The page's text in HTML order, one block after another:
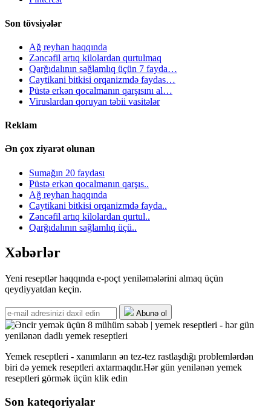
Son tövsiyələr
Ağ reyhan haqqında
Zəncəfil artıq kilolardan qurtulmaq
Qarğıdalının sağlamlıq üçün 7 fayda…
Caytikani bitkisi orqanizmdə faydas…
Püstə erkən qocalmanın qarşısını al…
Viruslardan qoruyan təbii vasitələr
Reklam
Ən çox ziyarət olunan
Sumağın 20 faydası
Püstə erkən qocalmanın qarşıs..
Ağ reyhan haqqında
Caytikani bitkisi orqanizmdə fayda..
Zəncəfil artıq kilolardan qurtul..
Qarğıdalının sağlamlıq üçü..
Xəbərlər
Yeni reseptlər haqqında e-poçt yeniləmələrini almaq üçün
qeydiyyatdan keçin.
Abunə ol
Yemek reseptleri - xanımların ən tez-tez rastlaşdığı problemlərdən
biri də yemek reseptleri axtarmaqdır.Hər gün yenilənən yemek
reseptleri görmək üçün klik edin
Son kateqoriyalar